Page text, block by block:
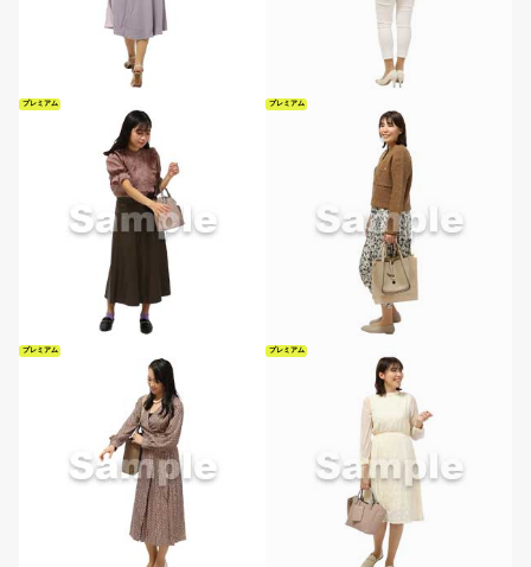
プレミアム プレミアム
プレミアム プレミアム